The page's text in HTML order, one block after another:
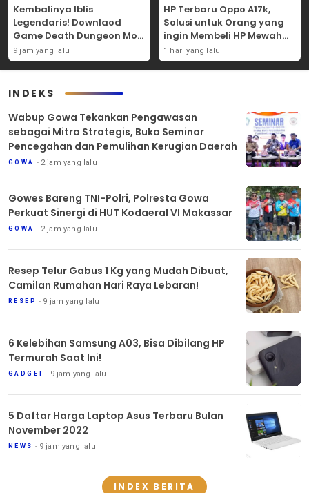
Kembalinya Iblis
Legendaris! Downlaod
Game Death Dungeon Mod
APK Dan Mainkan
Sekarang Juga!
9 jam yang lalu
HP Terbaru Oppo A17k,
Solusi untuk Orang yang
ingin Membeli HP Mewah
Tapi Murah!
1 hari yang lalu
INDEKS
Wabup Gowa Tekankan Pengawasan
sebagai Mitra Strategis, Buka Seminar
Pencegahan dan Pemulihan Kerugian Daerah
GOWA 2 jam yang lalu
Gowes Bareng TNI-Polri, Polresta Gowa
Perkuat Sinergi di HUT Kodaeral VI Makassar
GOWA 2 jam yang lalu
Resep Telur Gabus 1 Kg yang Mudah Dibuat,
Camilan Rumahan Hari Raya Lebaran!
RESEP 9 jam yang lalu
6 Kelebihan Samsung A03, Bisa Dibilang HP
Termurah Saat Ini!
GADGET 9 jam yang lalu
5 Daftar Harga Laptop Asus Terbaru Bulan
November 2022
NEWS 9 jam yang lalu
INDEX BERITA